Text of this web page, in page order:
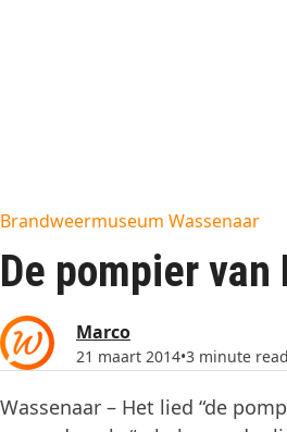
Brandweermuseum Wassenaar
De pompier van
Marco
21 maart 2014•3 minute read
Wassenaar – Het lied “de